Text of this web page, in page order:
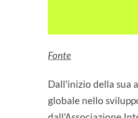
Fonte
Dall'inizio della sua
globale nello